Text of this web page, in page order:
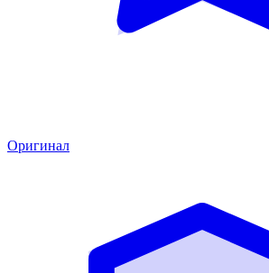
Оригинал